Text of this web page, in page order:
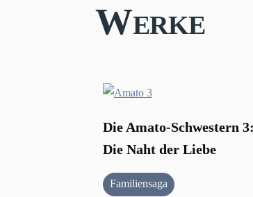
Werke
Die Amato-Schwestern 3:
Die Naht der Liebe
Familiensaga